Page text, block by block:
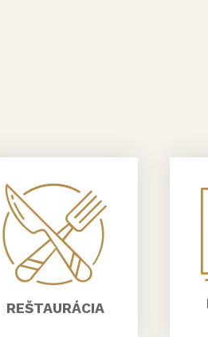
REŠTAURÁCIA